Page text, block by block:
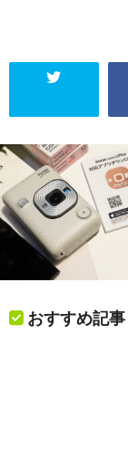
おすすめ記事